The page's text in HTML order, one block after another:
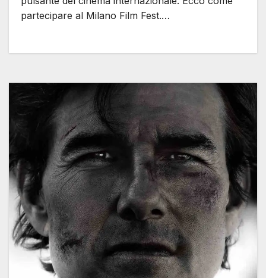
partecipare al Milano Film Fest.…